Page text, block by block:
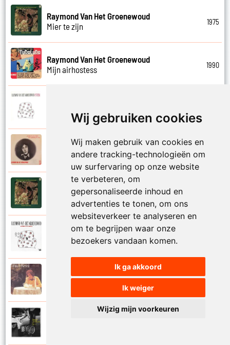
Wij gebruiken cookies
Wij maken gebruik van cookies en
andere tracking-technologieën om
uw surfervaring op onze website
te verbeteren, om
gepersonaliseerde inhoud en
advertenties te tonen, om ons
websiteverkeer te analyseren en
om te begrijpen waar onze
bezoekers vandaan komen.
Ik ga akkoord
Ik weiger
Wijzig mijn voorkeuren
Raymond Van Het Groenewoud
Mier te zijn
1975
Raymond Van Het Groenewoud
Mijn airhostess
1990
Mijn leven lang
Raymond Van Het Groenewoud
Mijn lieve schatje
Raymond Van Het Groenewoud
Mijn schoolgaande jeugd
Raymond Van Het Groenewoud
Mijnheer de postbode
Raymond Van Het Groenewoud